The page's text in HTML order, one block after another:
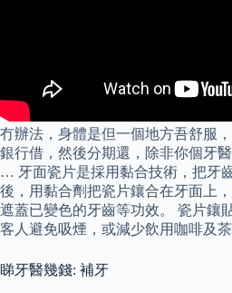
冇辦法，身體是但一個地方吾舒服
銀行借，然後分期還，除非你個牙
… 牙面瓷片是採用黏合技術，把牙
後，用黏合劑把瓷片鑲合在牙面上
遮蓋已變色的牙齒等功效。 瓷片鑲
客人避免吸煙，或減少飲用咖啡及
睇牙醫幾錢: 補牙